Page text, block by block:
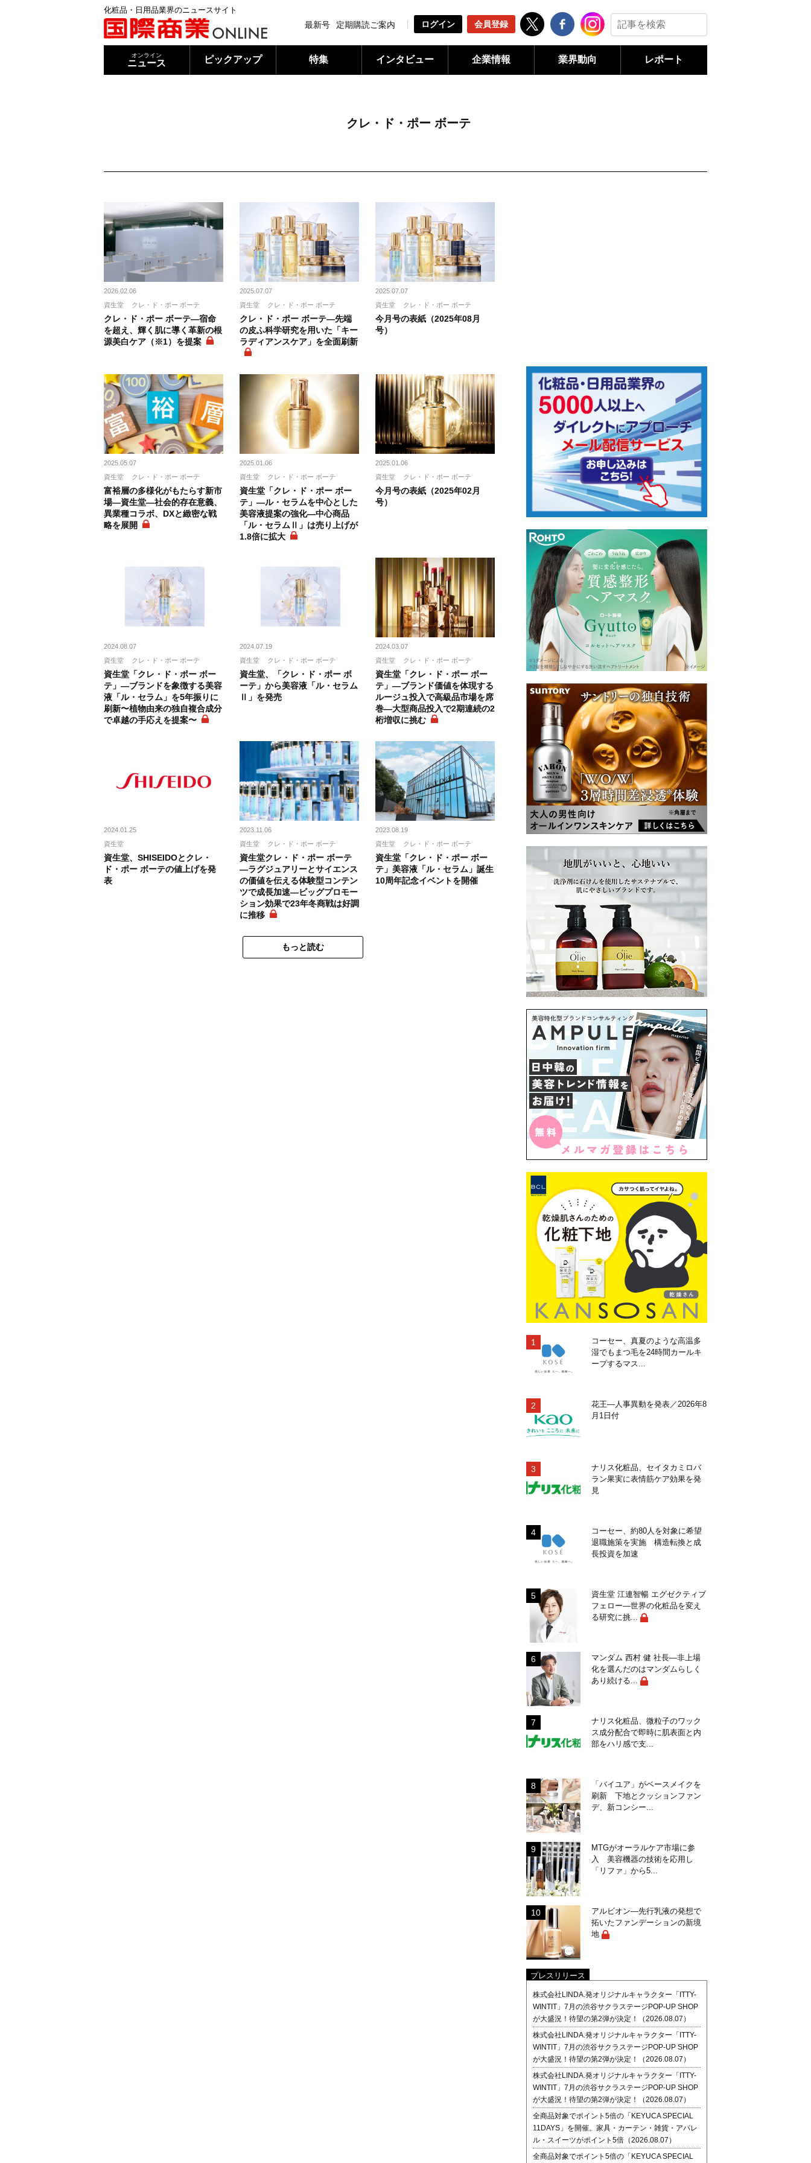
化粧品・日用品業界のニュースサイト
最新号 定期購読ご案内 ログイン 会員登録
オンライン
ニュース ピックアップ 特集 インタビュー 企業情報 業界動向 レポート
クレ・ド・ポー ボーテ
2026.02.06
資生堂
クレ・ド・ポー ボーテ
クレ・ド・ポー ボーテ―宿命
を超え、輝く肌に導く革新の根
源美白ケア（※1）を提案
2025.07.07
資生堂
クレ・ド・ポー ボーテ
クレ・ド・ポー ボーテ―先端
の皮ふ科学研究を用いた「キー
ラディアンスケア」を全面刷新
2025.07.07
資生堂
クレ・ド・ポー ボーテ
今月号の表紙（2025年08月
号）
2025.05.07
資生堂
クレ・ド・ポー ボーテ
富裕層の多様化がもたらす新市
場―資生堂―社会的存在意義、
異業種コラボ、DXと緻密な戦
略を展開
2025.01.06
資生堂
クレ・ド・ポー ボーテ
資生堂「クレ・ド・ポー ボー
テ」―ル・セラムを中心とした
美容液提案の強化―中心商品
「ル・セラムⅡ」は売り上げが
1.8倍に拡大
2025.01.06
資生堂
クレ・ド・ポー ボーテ
今月号の表紙（2025年02月
号）
2024.08.07
資生堂
クレ・ド・ポー ボーテ
資生堂「クレ・ド・ポー ボー
テ」―ブランドを象徴する美容
液「ル・セラム」を5年振りに
刷新〜植物由来の独自複合成分
で卓越の手応えを提案〜
2024.07.19
資生堂
クレ・ド・ポー ボーテ
資生堂、「クレ・ド・ポー ボ
ーテ」から美容液「ル・セラム
Ⅱ」を発売
2024.03.07
資生堂
クレ・ド・ポー ボーテ
資生堂「クレ・ド・ポー ボー
テ」―ブランド価値を体現する
ルージュ投入で高級品市場を席
巻―大型商品投入で2期連続の2
桁増収に挑む
2024.01.25
資生堂
資生堂、SHISEIDOとクレ・
ド・ポー ボーテの値上げを発
表
2023.11.06
資生堂
クレ・ド・ポー ボーテ
資生堂クレ・ド・ポー ボーテ
―ラグジュアリーとサイエンス
の価値を伝える体験型コンテン
ツで成長加速―ビッグプロモー
ション効果で23年冬商戦は好調
に推移
2023.08.19
資生堂
クレ・ド・ポー ボーテ
資生堂「クレ・ド・ポー ボー
テ」美容液「ル・セラム」誕生
10周年記念イベントを開催
もっと読む
コーセー、真夏のような高温多
湿でもまつ毛を24時間カールキ
ープするマス...
花王―人事異動を発表／2026年8
月1日付
ナリス化粧品、セイタカミロバ
ラン果実に表情筋ケア効果を発
見
コーセー、約80人を対象に希望
退職施策を実施 構造転換と成
長投資を加速
資生堂 江連智暢 エグゼクティブ
フェロー―世界の化粧品を変え
る研究に挑...
マンダム 西村 健 社長―非上場
化を選んだのはマンダムらしく
あり続ける...
ナリス化粧品、微粒子のワック
ス成分配合で即時に肌表面と内
部をハリ感で支...
「バイユア」がベースメイクを
刷新 下地とクッションファン
デ、新コンシー...
MTGがオーラルケア市場に参
入 美容機器の技術を応用し
「リファ」から5...
アルビオン―先行乳液の発想で
拓いたファンデーションの新境
地
プレスリリース
株式会社LINDA.発オリジナルキャラクター「ITTY-
WINTIT」7月の渋谷サクラステージPOP-UP SHOP
が大盛況！待望の第2弾が決定！（2026.08.07）
株式会社LINDA.発オリジナルキャラクター「ITTY-
WINTIT」7月の渋谷サクラステージPOP-UP SHOP
が大盛況！待望の第2弾が決定！（2026.08.07）
株式会社LINDA.発オリジナルキャラクター「ITTY-
WINTIT」7月の渋谷サクラステージPOP-UP SHOP
が大盛況！待望の第2弾が決定！（2026.08.07）
全商品対象でポイント5倍の「KEYUCA SPECIAL
11DAYS」を開催。家具・カーテン・雑貨・アパレ
ル・スイーツがポイント5倍（2026.08.07）
全商品対象でポイント5倍の「KEYUCA SPECIAL